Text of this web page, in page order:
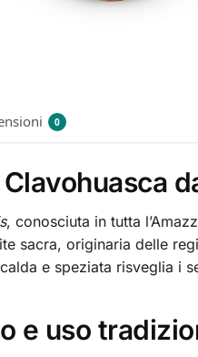
0
, conosciuta in tutta
sacra, originaria delle
e speziata risveglia i
e uso